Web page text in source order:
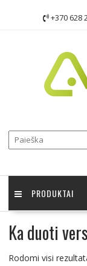
+370 628
PRODUKTAI
Ka duoti
Rodomi visi